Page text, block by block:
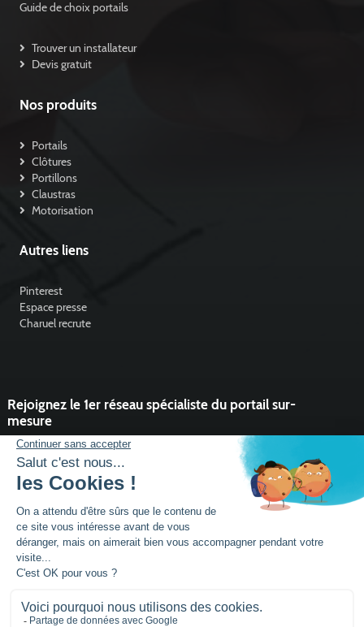
Guide de choix portails
Trouver un installateur
Devis gratuit
Nos produits
Portails
Clôtures
Portillons
Claustras
Motorisation
Autres liens
Pinterest
Espace presse
Charuel recrute
Rejoignez le 1er réseau spécialiste du portail sur-
mesure
Vous souhaitez développer l'activité portail de votre entreprise ?
Rejoindre un réseau dynamique, avec un service et des outils qui
font la différence ?
DEVENIR PARTENAIRE